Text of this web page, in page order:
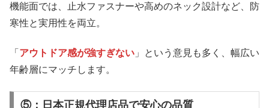
機能面では、止水ファスナーや高めのネック設計など、防
寒性と実用性を両立。
「 アウトドア感が強すぎない 」という意見も多く、幅広い
年齢層にマッチします。
⑤：日本正規代理店品で安心の品質